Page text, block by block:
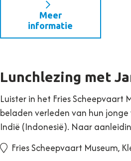
Meer
informatie
Lunchlezing met
Luister in het Fries
beladen verleden van hun
Indië (Indonesië). Naar
Fries Scheepvaart Museum,